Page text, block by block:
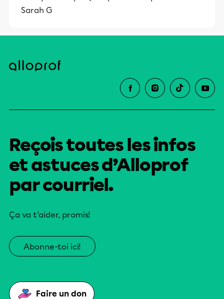
Sarah G
Reçois toutes les infos
et astuces d’Alloprof
par courriel.
Ça va t’aider, promis!
Abonne-toi ici!
Faire un don